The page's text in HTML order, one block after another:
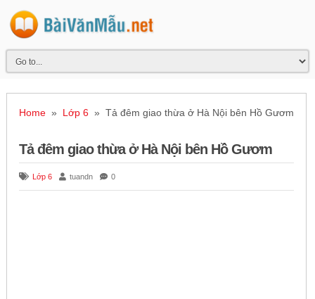
Home» Lớp 6» Tả đêm giao thừa ở Hà Nội bên Hồ Gươm
Tả đêm giao thừa ở Hà Nội bên Hồ Gươm
Lớp 6 tuandn 0